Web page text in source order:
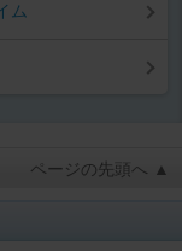
ム
ページの先頭へ ▲